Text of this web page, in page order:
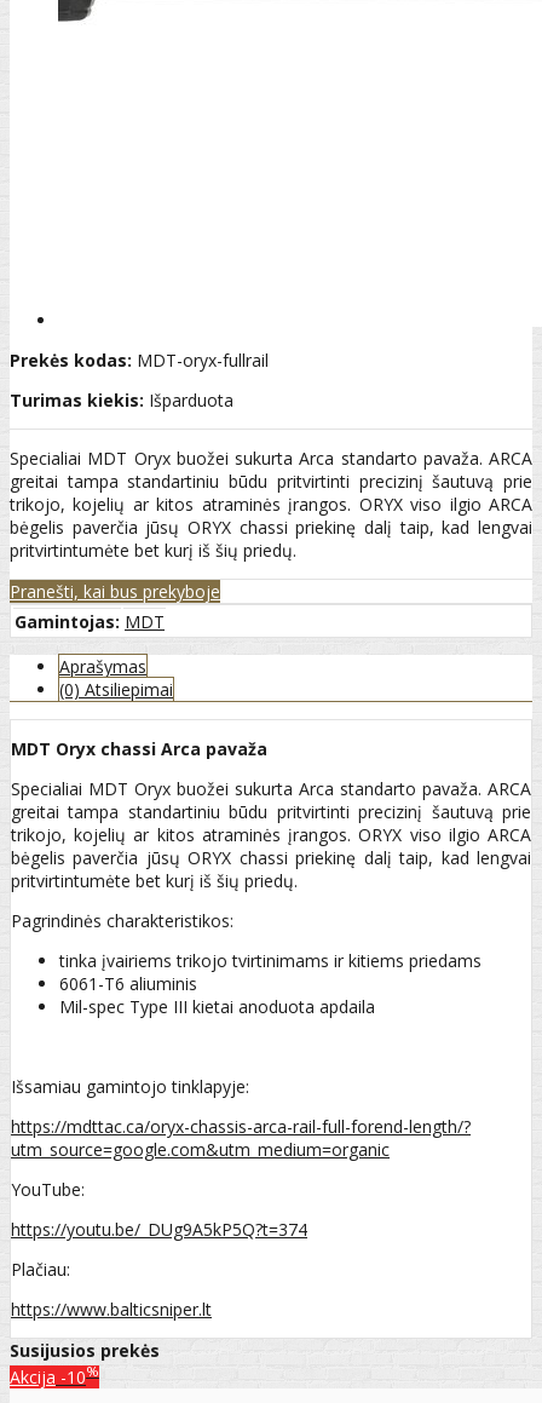
Prekės kodas: MDT-oryx-fullrail
Turimas kiekis: Išparduota
Specialiai MDT Oryx buožei sukurta Arca standarto pavaža. ARCA
greitai tampa standartiniu būdu pritvirtinti precizinį šautuvą prie
trikojo, kojelių ar kitos atraminės įrangos. ORYX viso ilgio ARCA
bėgelis paverčia jūsų ORYX chassi priekinę dalį taip, kad lengvai
pritvirtintumėte bet kurį iš šių priedų.
Pranešti, kai bus prekyboje
Gamintojas: MDT
Aprašymas
(0) Atsiliepimai
MDT Oryx chassi Arca pavaža
Specialiai MDT Oryx buožei sukurta Arca standarto pavaža. ARCA
greitai tampa standartiniu būdu pritvirtinti precizinį šautuvą prie
trikojo, kojelių ar kitos atraminės įrangos. ORYX viso ilgio ARCA
bėgelis paverčia jūsų ORYX chassi priekinę dalį taip, kad lengvai
pritvirtintumėte bet kurį iš šių priedų.
Pagrindinės charakteristikos:
tinka įvairiems trikojo tvirtinimams ir kitiems priedams
6061-T6 aliuminis
Mil-spec Type III kietai anoduota apdaila
Išsamiau gamintojo tinklapyje:
https://mdttac.ca/oryx-chassis-arca-rail-full-forend-length/?
utm_source=google.com&utm_medium=organic
YouTube:
https://youtu.be/_DUg9A5kP5Q?t=374
Plačiau:
https://www.balticsniper.lt
Susijusios prekės
Akcija -10%